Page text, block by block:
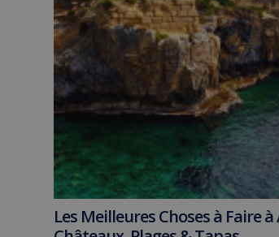
Les Meilleures Choses à Faire